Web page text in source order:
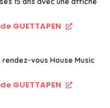
GUETTAPEN
rendez-vous House Music
GUETTAPEN